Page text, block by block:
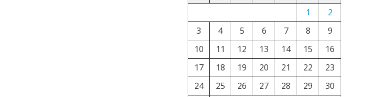
1
2
3
4 5 6 7 8
9
10
11 12 13 14 15
16
17
18 19 20 21 22
23
24
25 26 27 28 29
30